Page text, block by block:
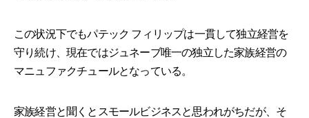
この状況下でもパテック フィリップは一貫して独立経営を
守り続け、現在ではジュネーブ唯一の独立した家族経営の
マニュファクチュールとなっている。
家族経営と聞くとスモールビジネスと思われがちだが、そ